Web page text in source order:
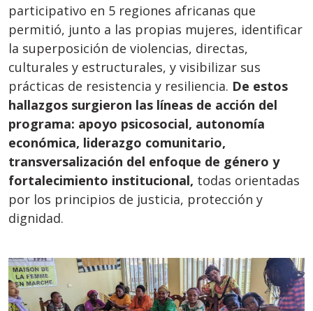
participativo en 5 regiones africanas que
permitió, junto a las propias mujeres, identificar
la superposición de violencias, directas,
culturales y estructurales, y visibilizar sus
prácticas de resistencia y resiliencia. De estos
hallazgos surgieron las líneas de acción del
programa: apoyo psicosocial, autonomía
económica, liderazgo comunitario,
transversalización del enfoque de género y
fortalecimiento institucional, todas orientadas
por los principios de justicia, protección y
dignidad.